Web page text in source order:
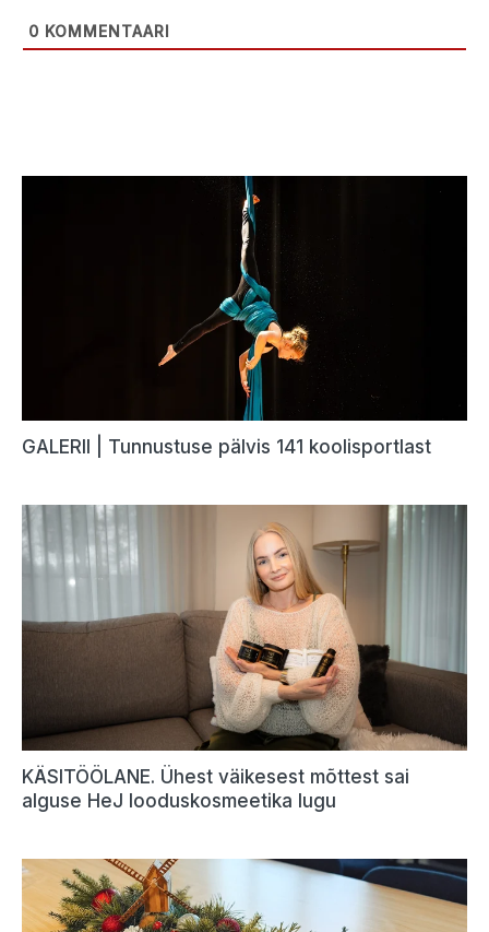
0 KOMMENTAARI
GALERII | Tunnustuse pälvis 141 koolisportlast
KÄSITÖÖLANE. Ühest väikesest mõttest sai
alguse HeJ looduskosmeetika lugu